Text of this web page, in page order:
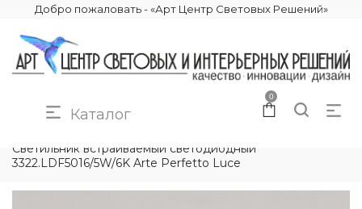
Добро пожаловать - «Арт Центр Световых Решений»
Каталог
0
Светильник встраиваемый светодиодный
3322.LDF5016/5W/6K Arte Perfetto Luce